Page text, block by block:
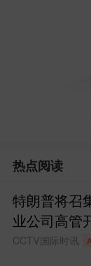
热点阅读
特朗普将召
业公司高管
CCTV国际时讯